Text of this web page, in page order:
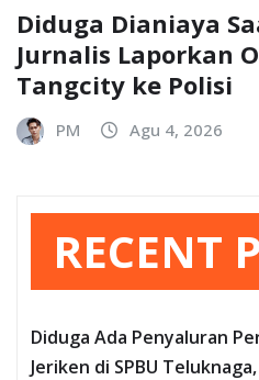
Diduga Dianiaya
Jurnalis Laporkan
Tangcity ke Polisi
PM Agu 4, 2026
RECENT
Diduga Ada Penyaluran
Jeriken di SPBU